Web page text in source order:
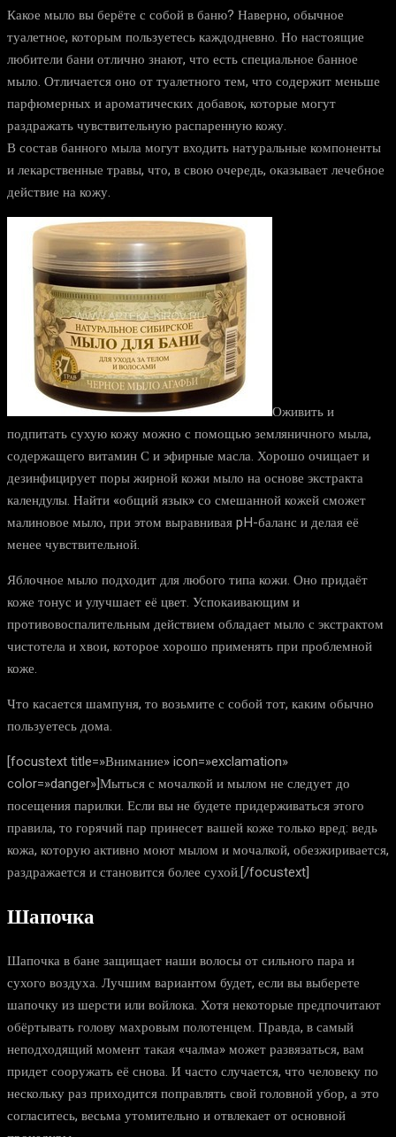
Какое мыло вы берёте с собой в баню? Наверно, обычное
туалетное, которым пользуетесь каждодневно. Но настоящие
любители бани отлично знают, что есть специальное банное
мыло. Отличается оно от туалетного тем, что содержит меньше
парфюмерных и ароматических добавок, которые могут
раздражать чувствительную распаренную кожу.
В состав банного мыла могут входить натуральные компоненты
и лекарственные травы, что, в свою очередь, оказывает лечебное
действие на кожу.
Оживить и
подпитать сухую кожу можно с помощью земляничного мыла,
содержащего витамин С и эфирные масла. Хорошо очищает и
дезинфицирует поры жирной кожи мыло на основе экстракта
календулы. Найти «общий язык» со смешанной кожей сможет
малиновое мыло, при этом выравнивая pH-баланс и делая её
менее чувствительной.
Яблочное мыло подходит для любого типа кожи. Оно придаёт
коже тонус и улучшает её цвет. Успокаивающим и
противовоспалительным действием обладает мыло с экстрактом
чистотела и хвои, которое хорошо применять при проблемной
коже.
Что касается шампуня, то возьмите с собой тот, каким обычно
пользуетесь дома.
[focustext title=»Внимание» icon=»exclamation»
color=»danger»]Мыться с мочалкой и мылом не следует до
посещения парилки. Если вы не будете придерживаться этого
правила, то горячий пар принесет вашей коже только вред: ведь
кожа, которую активно моют мылом и мочалкой, обезжиривается,
раздражается и становится более сухой.[/focustext]
Шапочка
Шапочка в бане защищает наши волосы от сильного пара и
сухого воздуха. Лучшим вариантом будет, если вы выберете
шапочку из шерсти или войлока. Хотя некоторые предпочитают
обёртывать голову махровым полотенцем. Правда, в самый
неподходящий момент такая «чалма» может развязаться, вам
придет сооружать её снова. И часто случается, что человеку по
нескольку раз приходится поправлять свой головной убор, а это
согласитесь, весьма утомительно и отвлекает от основной